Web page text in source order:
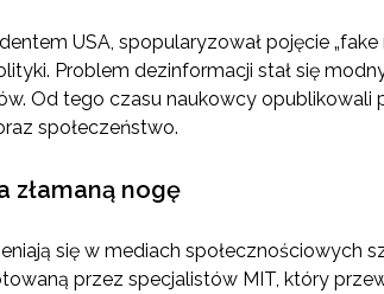
USA, spopularyzował pojęcie „fake
Problem dezinformacji stał się
Od tego czasu naukowcy opublikowali
społeczeństwo.
złamaną nogę
się w mediach społecznościowych
przez specjalistów MIT, który